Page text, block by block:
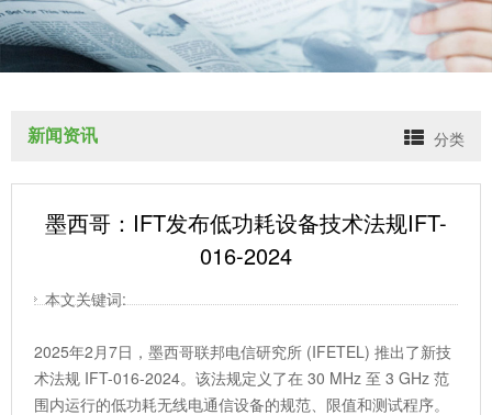
新闻资讯 分类
墨西哥：IFT发布低功耗设备技术法规IFT-
016-2024
本文关键词:
2025年2月7日，墨西哥联邦电信研究所 (IFETEL) 推出了新技
术法规 IFT-016-2024。该法规定义了在 30 MHz 至 3 GHz 范
围内运行的低功耗无线电通信设备的规范、限值和测试程序。